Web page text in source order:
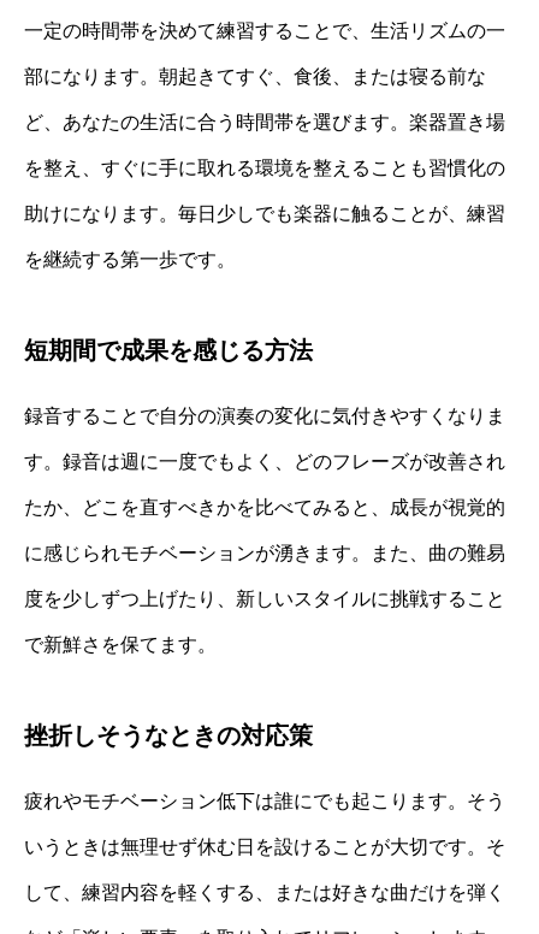
一定の時間帯を決めて練習することで、生活リズムの一
部になります。朝起きてすぐ、食後、または寝る前な
ど、あなたの生活に合う時間帯を選びます。楽器置き場
を整え、すぐに手に取れる環境を整えることも習慣化の
助けになります。毎日少しでも楽器に触ることが、練習
を継続する第一歩です。
短期間で成果を感じる方法
録音することで自分の演奏の変化に気付きやすくなりま
す。録音は週に一度でもよく、どのフレーズが改善され
たか、どこを直すべきかを比べてみると、成長が視覚的
に感じられモチベーションが湧きます。また、曲の難易
度を少しずつ上げたり、新しいスタイルに挑戦すること
で新鮮さを保てます。
挫折しそうなときの対応策
疲れやモチベーション低下は誰にでも起こります。そう
いうときは無理せず休む日を設けることが大切です。そ
して、練習内容を軽くする、または好きな曲だけを弾く